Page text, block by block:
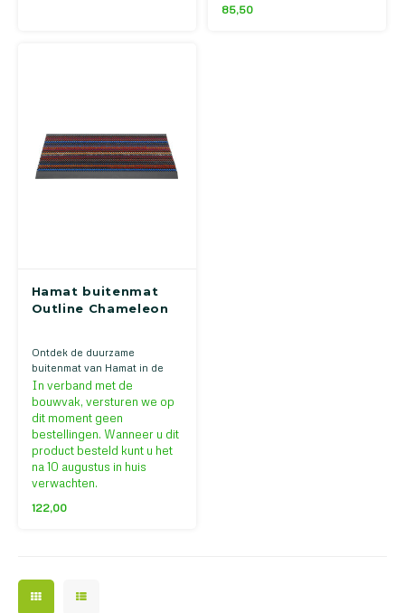
85,50
Hamat buitenmat
Outline Chameleon
Ontdek de duurzame
buitenmat van Hamat in de
kleur Chameleon. Gemaakt
van 100% polypropyleen.
Bestel nu!
In verband met de
bouwvak, versturen we op
dit moment geen
bestellingen. Wanneer u dit
product besteld kunt u het
na 10 augustus in huis
verwachten.
122,00